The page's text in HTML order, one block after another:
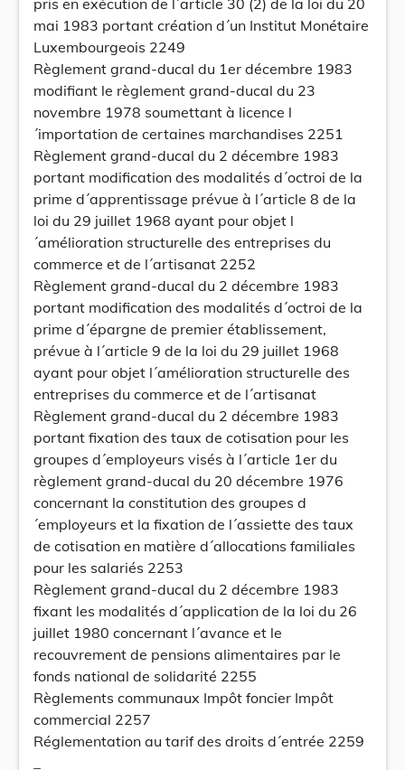
pris en exécution de l´article 30 (2) de la loi du 20
mai 1983 portant création d´un Institut Monétaire
Luxembourgeois 2249
Règlement grand-ducal du 1er décembre 1983
modifiant le règlement grand-ducal du 23
novembre 1978 soumettant à licence l
´importation de certaines marchandises 2251
Règlement grand-ducal du 2 décembre 1983
portant modification des modalités d´octroi de la
prime d´apprentissage prévue à l´article 8 de la
loi du 29 juillet 1968 ayant pour objet l
´amélioration structurelle des entreprises du
commerce et de l´artisanat 2252
Règlement grand-ducal du 2 décembre 1983
portant modification des modalités d´octroi de la
prime d´épargne de premier établissement,
prévue à l´article 9 de la loi du 29 juillet 1968
ayant pour objet l´amélioration structurelle des
entreprises du commerce et de l´artisanat
Règlement grand-ducal du 2 décembre 1983
portant fixation des taux de cotisation pour les
groupes d´employeurs visés à l´article 1er du
règlement grand-ducal du 20 décembre 1976
concernant la constitution des groupes d
´employeurs et la fixation de l´assiette des taux
de cotisation en matière d´allocations familiales
pour les salariés 2253
Règlement grand-ducal du 2 décembre 1983
fixant les modalités d´application de la loi du 26
juillet 1980 concernant l´avance et le
recouvrement de pensions alimentaires par le
fonds national de solidarité 2255
Règlements communaux Impôt foncier Impôt
commercial 2257
Réglementation au tarif des droits d´entrée 2259